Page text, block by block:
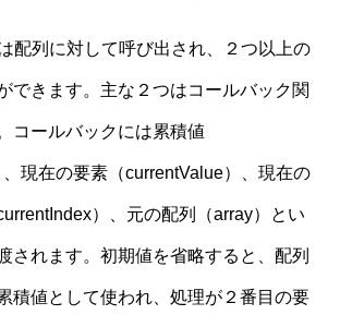
配列に対して呼び出され、２つ以上の
できます。主な２つはコールバック関
コールバックには累積値
、現在の要素（currentValue）、現在の
）、元の配列（array）とい
されます。初期値を省略すると、配列
積値として使われ、処理が２番目の要